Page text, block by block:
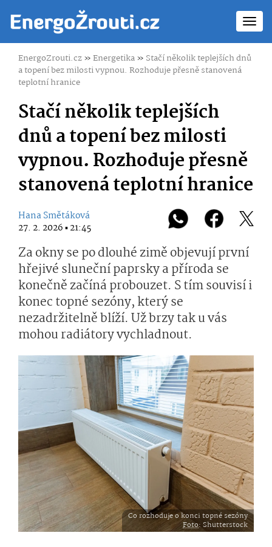
EnergoZrouti.cz»Energetika» Stačí několik teplejších dnů
a topení bez milosti vypnou. Rozhoduje přesně stanovená
teplotní hranice
Stačí několik teplejších
dnů a topení bez milosti
vypnou. Rozhoduje přesně
stanovená teplotní hranice
Hana Smětáková
27. 2. 2026 ▪ 21:45
Za okny se po dlouhé zimě objevují první
hřejivé sluneční paprsky a příroda se
konečně začíná probouzet. S tím souvisí i
konec topné sezóny, který se
nezadržitelně blíží. Už brzy tak u vás
mohou radiátory vychladnout.
Co rozhoduje o konci topné sezóny
Foto: Shutterstock